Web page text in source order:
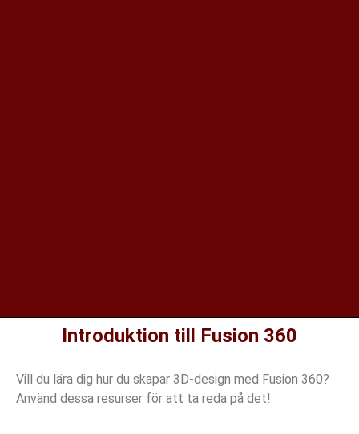
Introduktion till Fusion 360
Vill du lära dig hur du skapar 3D-design med Fusion 360?
Använd dessa resurser för att ta reda på det!